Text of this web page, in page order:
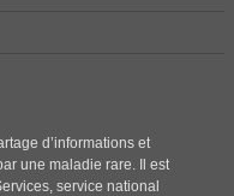
d’informations et
une maladie rare. Il est
service national